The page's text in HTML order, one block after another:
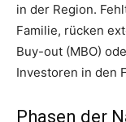
in der Region.
Familie, rücken
Buy-out (MBO)
Investoren in den
Phasen der